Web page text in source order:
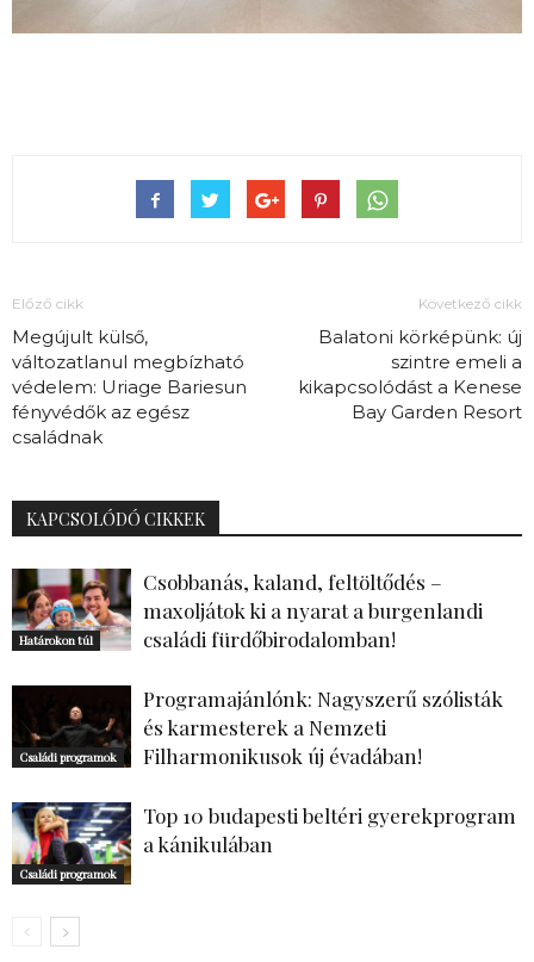
Előző cikk
Megújult külső,
változatlanul megbízható
védelem: Uriage Bariesun
fényvédők az egész
családnak
Következő cikk
Balatoni körképünk: új
szintre emeli a
kikapcsolódást a Kenese
Bay Garden Resort
KAPCSOLÓDÓ CIKKEK
Határokon túl
Csobbanás, kaland, feltöltődés –
maxoljátok ki a nyarat a burgenlandi
családi fürdőbirodalomban!
Családi programok
Programajánlónk: Nagyszerű szólisták
és karmesterek a Nemzeti
Filharmonikusok új évadában!
Családi programok
Top 10 budapesti beltéri gyerekprogram
a kánikulában